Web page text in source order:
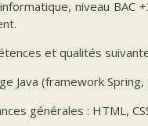
niveau BAC
et qualités
Java (framework
générales : HTML,